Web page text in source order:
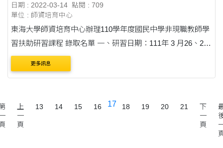
日期 : 2022-03-14 點閱 : 709
單位 : 師資培育中心
東海大學師資培育中心辦理110學年度國民中學非現職教師學
習扶助研習課程 錄取名單 一、研習日期：111年 3 月26、27
日（星期六、日）兩天 二、研習時間：上午8:10至下午18:00
錄取名單，請見附件~
更多訊息
上
一
頁
13 14 15 16 17 18 19 20 21
下
一
頁